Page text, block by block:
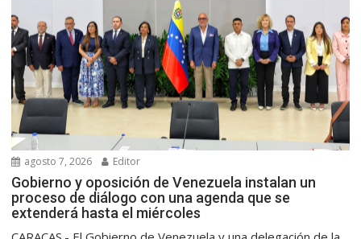
agosto 7, 2026 Editor
Gobierno y oposición de Venezuela instalan un
proceso de diálogo con una agenda que se
extenderá hasta el miércoles